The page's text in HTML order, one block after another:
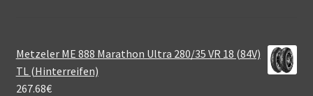
Metzeler ME 888 Marathon Ultra 280/35 VR 18 (84V)
TL (Hinterreifen)
267.68€